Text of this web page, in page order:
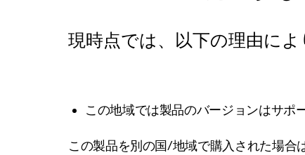
現時点では、以下の理由に
この地域では製品のバージョンはサポ
この製品を別の国/地域で購入された場合